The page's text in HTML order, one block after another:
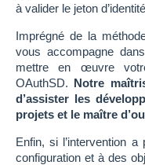
à valider le jeton
Imprégné de la
vous accompagne
mettre en œuvre
OAuthSD. Notre
d’assister les
projets et le maître
Enfin, si l’intervention
configuration et à des